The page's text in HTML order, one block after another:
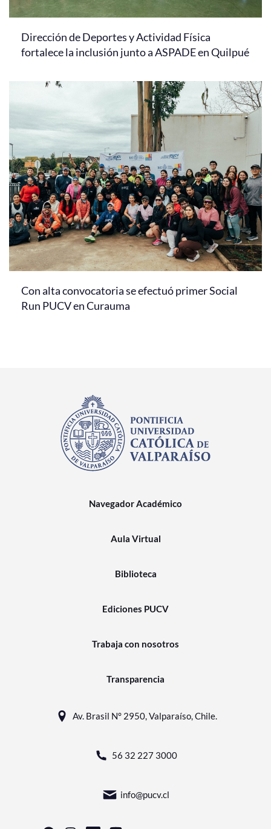
Dirección de Deportes y Actividad Física
fortalece la inclusión junto a ASPADE en Quilpué
Con alta convocatoria se efectuó primer Social
Run PUCV en Curauma
Navegador Académico
Aula Virtual
Biblioteca
Ediciones PUCV
Trabaja con nosotros
Transparencia
Av. Brasil N° 2950, Valparaíso, Chile.
56 32 227 3000
info@pucv.cl